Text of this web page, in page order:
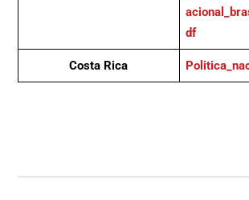
df
Costa Rica